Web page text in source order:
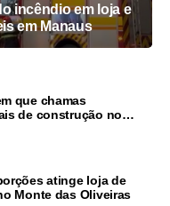
incêndio em loja e
em Manaus
que chamas
de construção no
atinge loja de
Monte das Oliveiras